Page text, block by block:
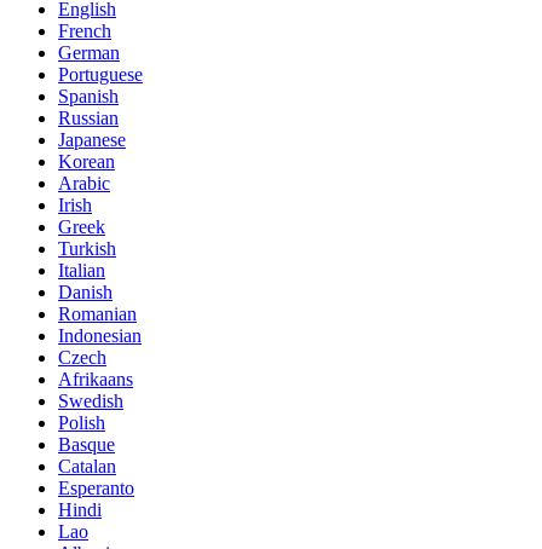
English
French
German
Portuguese
Spanish
Russian
Japanese
Korean
Arabic
Irish
Greek
Turkish
Italian
Danish
Romanian
Indonesian
Czech
Afrikaans
Swedish
Polish
Basque
Catalan
Esperanto
Hindi
Lao